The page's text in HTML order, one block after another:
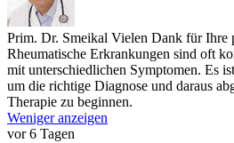
Prim. Dr. Smeikal Vielen Dank für Ihre
Rheumatische Erkrankungen sind oft
mit unterschiedlichen Symptomen. Es
um die richtige Diagnose und daraus
Therapie zu beginnen.
Weniger anzeigen
vor 6 Tagen